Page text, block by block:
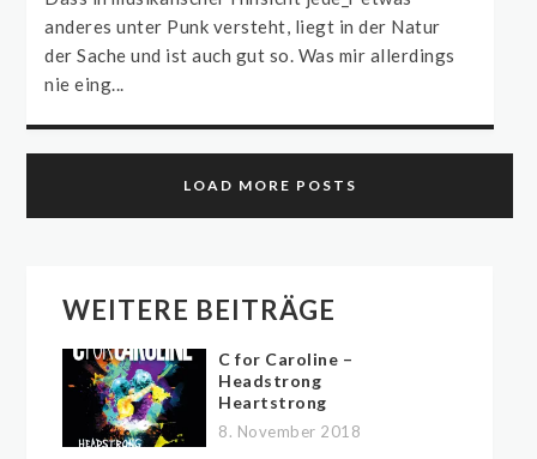
anderes unter Punk versteht, liegt in der Natur
der Sache und ist auch gut so. Was mir allerdings
nie eing...
LOAD MORE POSTS
WEITERE BEITRÄGE
C for Caroline –
Headstrong
Heartstrong
8. November 2018